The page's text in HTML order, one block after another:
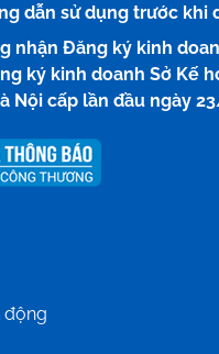
dẫn sử dụng trước khi
nhận Đăng ký kinh
ký kinh doanh Sở Kế
Nội cấp lần đầu ngày
động